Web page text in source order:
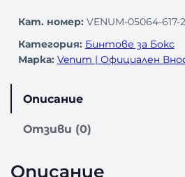
Кат. номер: VENUM-05064-617-
Категория: Бинтове за Бокс
Марка: Venum | Официален
Описание
Отзиви (0)
Описание